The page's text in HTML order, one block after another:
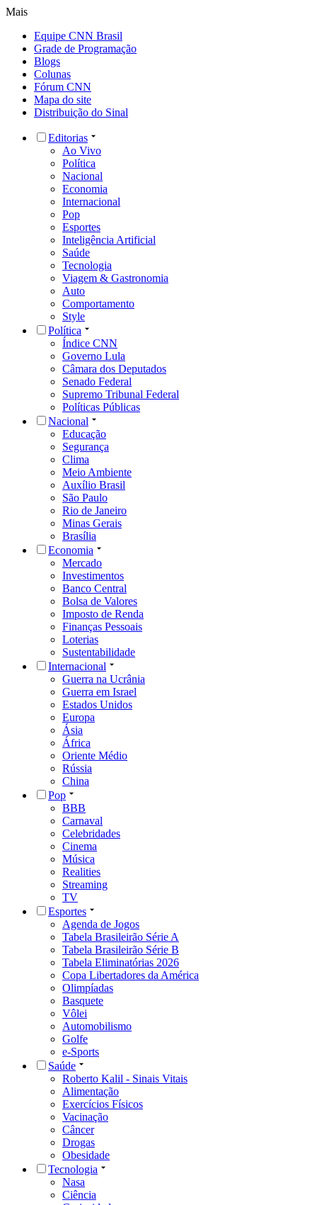
Mais
Equipe CNN Brasil
Grade de Programação
Blogs
Colunas
Fórum CNN
Mapa do site
Distribuição do Sinal
Editorias
Ao Vivo
Política
Nacional
Economia
Internacional
Pop
Esportes
Inteligência Artificial
Saúde
Tecnologia
Viagem & Gastronomia
Auto
Comportamento
Style
Política
Índice CNN
Governo Lula
Câmara dos Deputados
Senado Federal
Supremo Tribunal Federal
Políticas Públicas
Nacional
Educação
Segurança
Clima
Meio Ambiente
Auxílio Brasil
São Paulo
Rio de Janeiro
Minas Gerais
Brasília
Economia
Mercado
Investimentos
Banco Central
Bolsa de Valores
Imposto de Renda
Finanças Pessoais
Loterias
Sustentabilidade
Internacional
Guerra na Ucrânia
Guerra em Israel
Estados Unidos
Europa
Ásia
África
Oriente Médio
Rússia
China
Pop
BBB
Carnaval
Celebridades
Cinema
Música
Realities
Streaming
TV
Esportes
Agenda de Jogos
Tabela Brasileirão Série A
Tabela Brasileirão Série B
Tabela Eliminatórias 2026
Copa Libertadores da América
Olimpíadas
Basquete
Vôlei
Automobilismo
Golfe
e-Sports
Saúde
Roberto Kalil - Sinais Vitais
Alimentação
Exercícios Físicos
Vacinação
Câncer
Drogas
Obesidade
Tecnologia
Nasa
Ciência